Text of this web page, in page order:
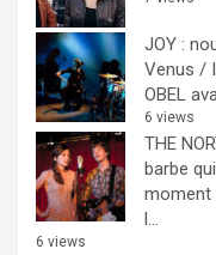
JOY :
Venus /
OBEL
6 views
THE
barbe
moment
l...
6 views